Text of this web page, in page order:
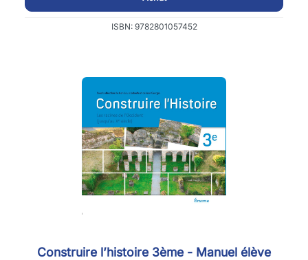
ISBN: 9782801057452
Construire l’histoire 3ème - Manuel élève